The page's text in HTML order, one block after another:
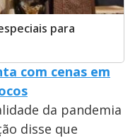
para
com cenas em
da pandemia
disse que